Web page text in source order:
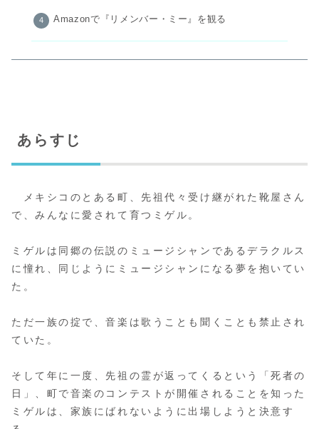
Amazonで『リメンバー・ミー』を観る
あらすじ
メキシコのとある町、先祖代々受け継がれた靴屋さん
で、みんなに愛されて育つミゲル。
ミゲルは同郷の伝説のミュージシャンであるデラクルス
に憧れ、同じようにミュージシャンになる夢を抱いてい
た。
ただ一族の掟で、音楽は歌うことも聞くことも禁止され
ていた。
そして年に一度、先祖の霊が返ってくるという「死者の
日」、町で音楽のコンテストが開催されることを知った
ミゲルは、家族にばれないように出場しようと決意す